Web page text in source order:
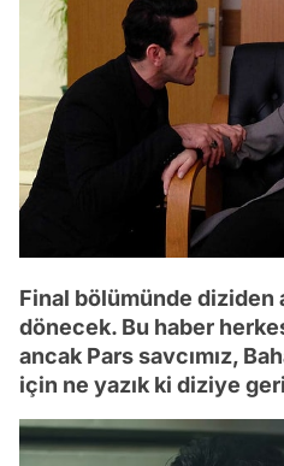
Final bölümünde diziden
dönecek. Bu haber
ancak Pars savcımız,
için ne yazık ki diziye